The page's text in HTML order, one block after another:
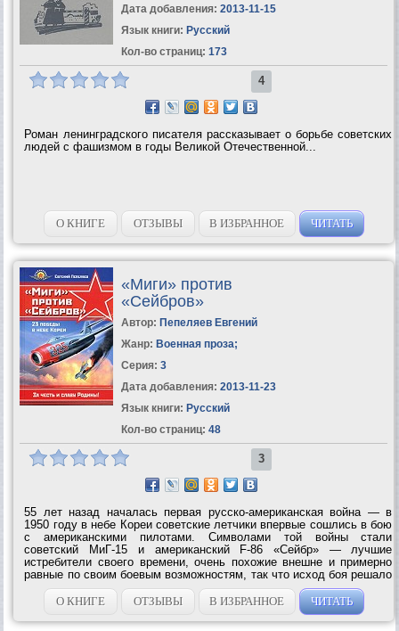
Дата добавления: 2013-11-15
Язык книги: Русский
Кол-во страниц: 173
4
Роман ленинградского писателя рассказывает о борьбе советских
людей с фашизмом в годы Великой Отечественной...
О КНИГЕ ОТЗЫВЫ В ИЗБРАННОЕ ЧИТАТЬ
«Миги» против
«Сейбров»
Автор: Пепеляев Евгений
Жанр: Военная проза;
Серия: 3
Дата добавления: 2013-11-23
Язык книги: Русский
Кол-во страниц: 48
3
55 лет назад началась первая русско-американская война — в
1950 году в небе Кореи советские летчики впервые сошлись в бою
с американскими пилотами. Символами той войны стали
советский МиГ-15 и американский F-86 «Сейбр» — лучшие
истребители своего времени, очень похожие внешне и примерно
равные по своим боевым возможностям, так что исход боя решало
лишь мастерство пилотов. И «сталинские соколы» вышли из этой
схватки победителями....
О КНИГЕ ОТЗЫВЫ В ИЗБРАННОЕ ЧИТАТЬ